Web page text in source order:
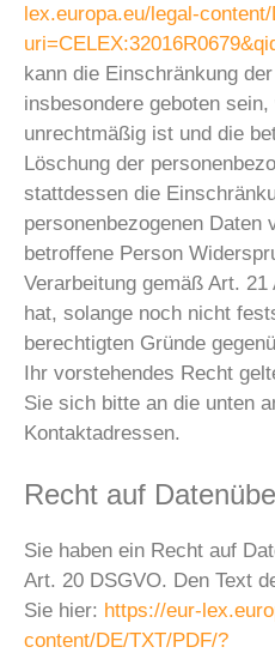
lex.europa.eu/legal-
kann die Einschränkung
insbesondere geboten
unrechtmäßig ist und die
Löschung der
stattdessen die
personenbezogenen Daten
betroffene Person
Verarbeitung gemäß Art.
hat, solange noch nicht
berechtigten Gründe
Ihr vorstehendes Recht
Sie sich bitte an die unten
Kontaktadressen.
Recht auf
Sie haben ein Recht auf
Art. 20 DSGVO. Den Text
Sie hier: https://eur-
content/DE/TXT/PDF/?